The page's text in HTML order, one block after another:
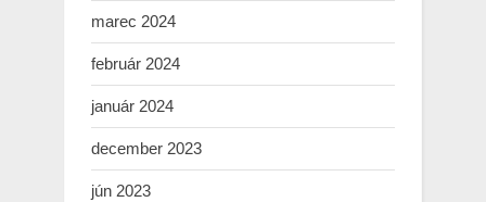
marec 2024
február 2024
január 2024
december 2023
jún 2023